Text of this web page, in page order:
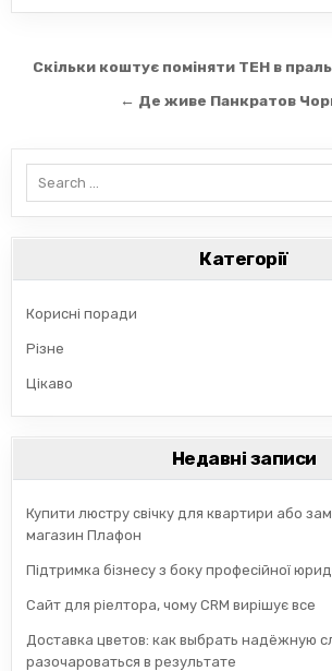
Навігація
записів
Скільки коштує поміняти ТЕН в
← Де живе Панкратов
Категорії
Корисні поради
Різне
Цікаво
Недавні записи
Купити люстру свічку для квартири або
магазин Плафон
Підтримка бізнесу з боку професійної
Сайт для ріелтора, чому CRM вирішує все
Доставка цветов: как выбрать надёжную
разочароваться в результате